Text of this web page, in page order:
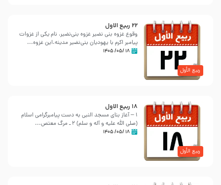
ربیع الأول
22 ربيع الاول
وقوع غزوه بنی نضیر غزوه بنی‌نضیر، نام یکی از غزوات
پیامبر اکرم با یهودیان بنی‌نضیر مدینه.این غزوه...
۱۸ /۰۵/ ۱۴۰۵
ربیع الأول
18 ربيع الاول
1 – آغاز بنای مسجد النبی به دست پیامبرگرامی اسلام
‌(صلی الله علیه و آله و سلم) 2 ـ مرگ معتص...
۱۸ /۰۵/ ۱۴۰۵